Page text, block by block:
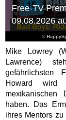
©
Free-TV-
09.08.2026
Mike Lowrey
Lawrence)
gefährlichsten
Howard wird
mexikanischen
haben. Das
ihres Mentors